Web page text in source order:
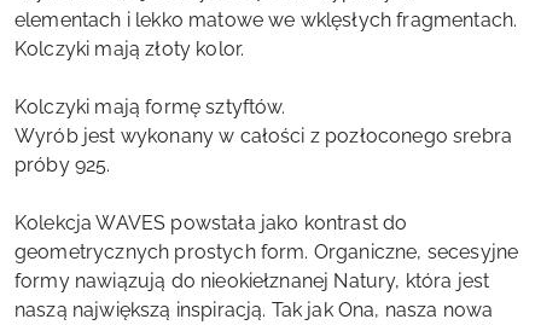
elementach i lekko matowe we wklęsłych fragmentach.
Kolczyki mają złoty kolor.
Kolczyki mają formę sztyftów.
Wyrób jest wykonany w całości z pozłoconego srebra
próby 925.
Kolekcja WAVES powstała jako kontrast do
geometrycznych prostych form. Organiczne, secesyjne
formy nawiązują do nieokiełznanej Natury, która jest
naszą największą inspiracją. Tak jak Ona, nasza nowa